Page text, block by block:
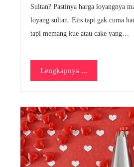
Sultan? Pastinya harga loyangnya
loyang sultan. Eits tapi gak cuma
tapi memang kue atau cake yang…
Lengkapnya ...